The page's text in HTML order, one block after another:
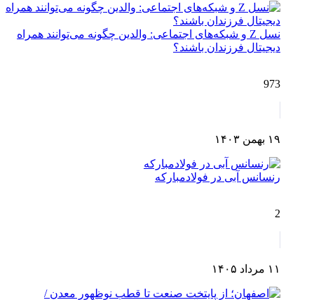
نسل Z و شبکه‌های اجتماعی: والدین چگونه می‌توانند همراه
دیجیتال فرزندان باشند؟
973
۱۹ بهمن ۱۴۰۳
رنسانس آبی در فولادمبارکه
2
۱۱ مرداد ۱۴۰۵